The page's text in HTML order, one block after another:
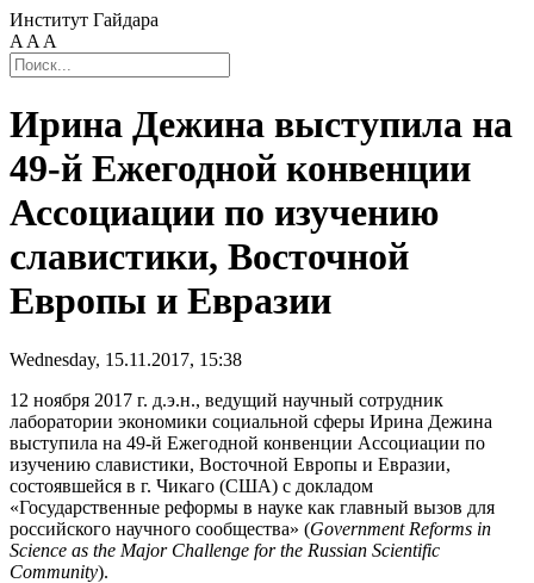
Институт Гайдара
A A A
Ирина Дежина выступила на
49-й Ежегодной конвенции
Ассоциации по изучению
славистики, Восточной
Европы и Евразии
Wednesday, 15.11.2017, 15:38
12 ноября 2017 г. д.э.н., ведущий научный сотрудник
лаборатории экономики социальной сферы Ирина Дежина
выступила на 49-й Ежегодной конвенции Ассоциации по
изучению славистики, Восточной Европы и Евразии,
состоявшейся в г. Чикаго (США) с докладом
«Государственные реформы в науке как главный вызов для
российского научного сообщества» (Government Reforms in
Science as the Major Challenge for the Russian Scientific
Community).